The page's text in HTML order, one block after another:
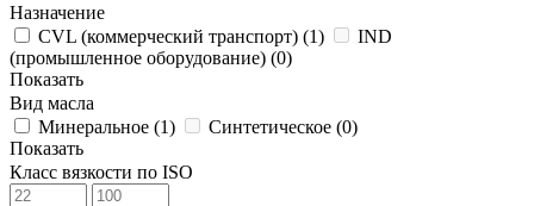
Назначение
CVL (коммерческий транспорт) (1)
IND
(промышленное оборудование) (0)
Показать
Вид масла
Минеральное (1) Синтетическое (0)
Показать
Класс вязкости по ISO